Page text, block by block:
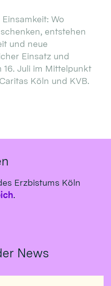
Wo
entstehen
und neue
Einsatz und
Juli im Mittelpunkt
Köln und KVB.
Erzbistums Köln
.
News